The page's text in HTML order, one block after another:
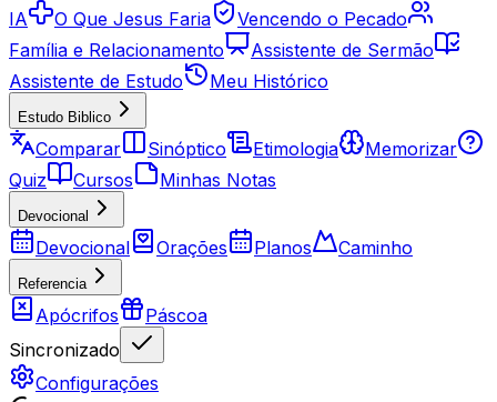
IA
O Que Jesus Faria
Vencendo o Pecado
Família e Relacionamento
Assistente de Sermão
Assistente de Estudo
Meu Histórico
Estudo Biblico
Comparar Sinóptico Etimologia
Memorizar
Quiz
Cursos Minhas Notas
Devocional
Devocional Orações Planos Caminho
Referencia
Apócrifos
Páscoa
Sincronizado
Configurações